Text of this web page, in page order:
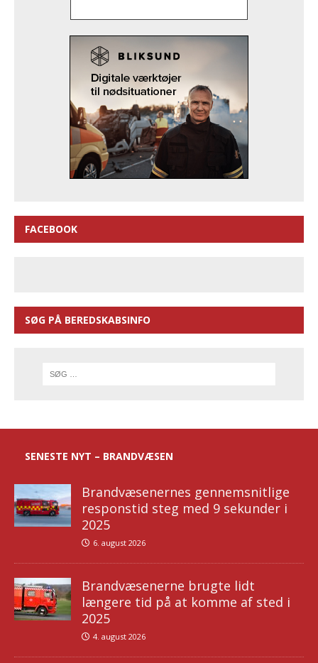
FACEBOOK
SØG PÅ BEREDSKABSINFO
SENESTE NYT – BRANDVÆSEN
Brandvæsenernes gennemsnitlige
responstid steg med 9 sekunder i
2025
6. august 2026
Brandvæsenerne brugte lidt
længere tid på at komme af sted i
2025
4. august 2026